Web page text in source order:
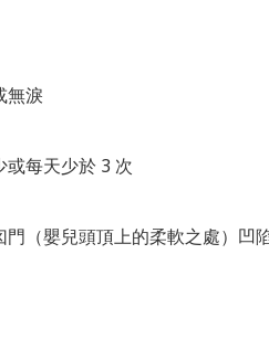
無淚
或每天少於 3 次
門（嬰兒頭頂上的柔軟之處）凹